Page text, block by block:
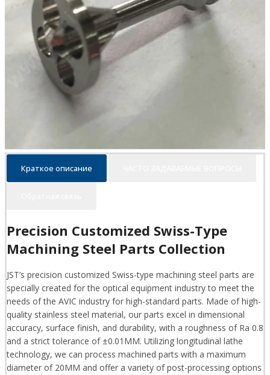
Краткое описание
Precision Customized Swiss-Type
Machining Steel Parts Collection
JST’s precision customized Swiss-type machining steel parts are
specially created for the optical equipment industry to meet the
needs of the AVIC industry for high-standard parts. Made of high-
quality stainless steel material, our parts excel in dimensional
accuracy, surface finish, and durability, with a roughness of Ra 0.8
and a strict tolerance of ±0.01MM. Utilizing longitudinal lathe
technology, we can process machined parts with a maximum
diameter of 20MM and offer a variety of post-processing options